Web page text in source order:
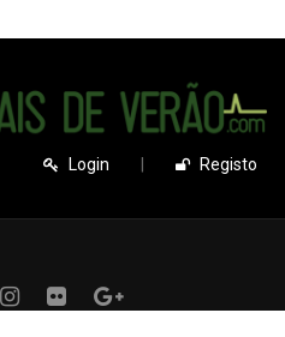
Login Registo